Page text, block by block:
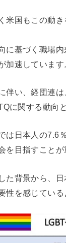
米国もこの動
に基づく職場
加速しています
伴い、経団連
に関する動向
は日本人の7.6
を目指すことが
た背景から、
性を感じている